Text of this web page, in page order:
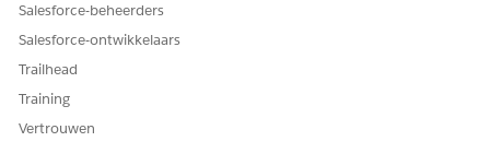
Salesforce-beheerders
Salesforce-ontwikkelaars
Trailhead
Training
Vertrouwen